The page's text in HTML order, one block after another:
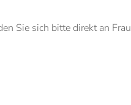
Sie sich bitte direkt an Frau